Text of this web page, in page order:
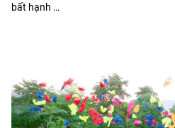
bất hạnh …